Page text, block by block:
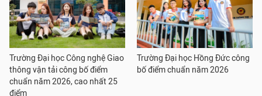
Trường Đại học Công nghệ Giao
thông vận tải công bố điểm
chuẩn năm 2026, cao nhất 25
điểm
Trường Đại học Hồng Đức công
bố điểm chuẩn năm 2026